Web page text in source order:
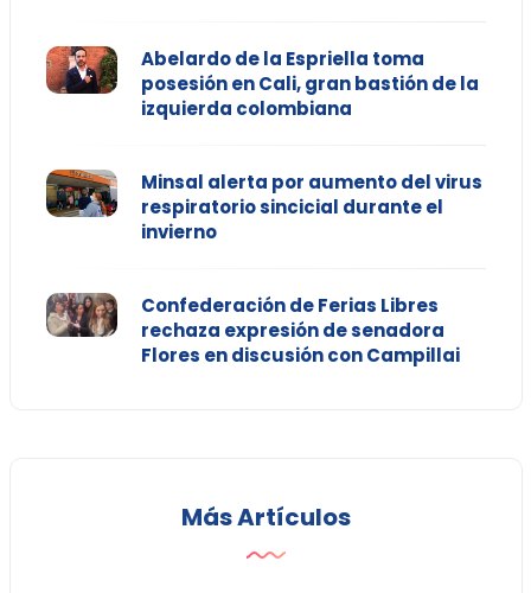
Abelardo de la Espriella toma
posesión en Cali, gran bastión de la
izquierda colombiana
Minsal alerta por aumento del virus
respiratorio sincicial durante el
invierno
Confederación de Ferias Libres
rechaza expresión de senadora
Flores en discusión con Campillai
Más Artículos